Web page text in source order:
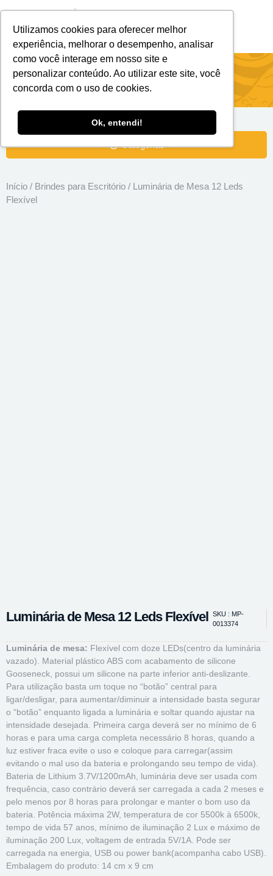
Utilizamos cookies para oferecer melhor
experiência, melhorar o desempenho, analisar
como você interage em nosso site e
personalizar conteúdo. Ao utilizar este site, você
concorda com o uso de cookies.
Ok, entendi!
Luminária de Mesa 12 Leds Flexível
Categorias
Início / Brindes para Escritório / Luminária de Mesa 12 Leds
Flexível
Luminária de Mesa 12 Leds Flexível
SKU : MP-
0013374
Luminária de mesa: Flexível com doze LEDs(centro da luminária
vazado). Material plástico ABS com acabamento de silicone
Gooseneck, possui um silicone na parte inferior anti-deslizante.
Para utilização basta um toque no “botão” central para
ligar/desligar, para aumentar/diminuir a intensidade basta segurar
o “botão” enquanto ligada a luminária e soltar quando ajustar na
intensidade desejada. Primeira carga deverá ser no mínimo de 6
horas e para uma carga completa necessário 8 horas, quando a
luz estiver fraca evite o uso e coloque para carregar(assim
evitando o mal uso da bateria e prolongando seu tempo de vida).
Bateria de Lithium 3.7V/1200mAh, luminária deve ser usada com
frequência, caso contrário deverá ser carregada a cada 2 meses e
pelo menos por 8 horas para prolongar e manter o bom uso da
bateria. Potência máxima 2W, temperatura de cor 5500k à 6500k,
tempo de vida 57 anos, mínimo de iluminação 2 Lux e máximo de
iluminação 200 Lux, voltagem de entrada 5V/1A. Pode ser
carregada na energia, USB ou power bank(acompanha cabo USB).
Embalagem do produto: 14 cm x 9 cm